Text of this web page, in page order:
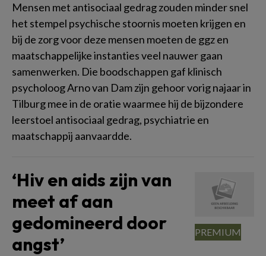
Mensen met antisociaal gedrag zouden minder snel
het stempel psychische stoornis moeten krijgen en
bij de zorg voor deze mensen moeten de ggz en
maatschappelijke instanties veel nauwer gaan
samenwerken. Die boodschappen gaf klinisch
psycholoog Arno van Dam zijn gehoor vorig najaar in
Tilburg mee in de oratie waarmee hij de bijzondere
leerstoel antisociaal gedrag, psychiatrie en
maatschappij aanvaardde.
‘Hiv en aids zijn van
meet af aan
gedomineerd door
angst’